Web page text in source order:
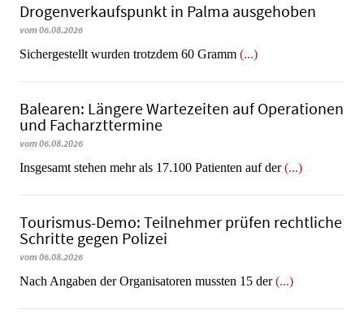
Dro­gen­ver­kaufs­punkt in Palma ausgehoben
vom 06.08.2026
​​​​​​​Sichergestellt wurden trotzdem 60 Gramm (...)
Balearen: Längere Wartezeiten auf Operationen
und Facharzttermine
vom 06.08.2026
Insgesamt stehen mehr als 17.100 Patienten auf der(...)
Tourismus-Demo: Teilnehmer prüfen rechtliche
Schritte gegen Polizei
vom 06.08.2026
Nach Angaben der Organisatoren mussten 15 der(...)